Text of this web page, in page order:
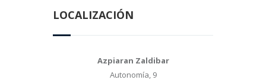
LOCALIZACIÓN
Azpiaran Zaldibar
Autonomía, 9